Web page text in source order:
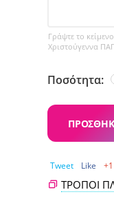
Γράψτε το
Χριστούγεννα
Ποσότητα:
Tweet Like +1
ΤΡΌΠΟΙ